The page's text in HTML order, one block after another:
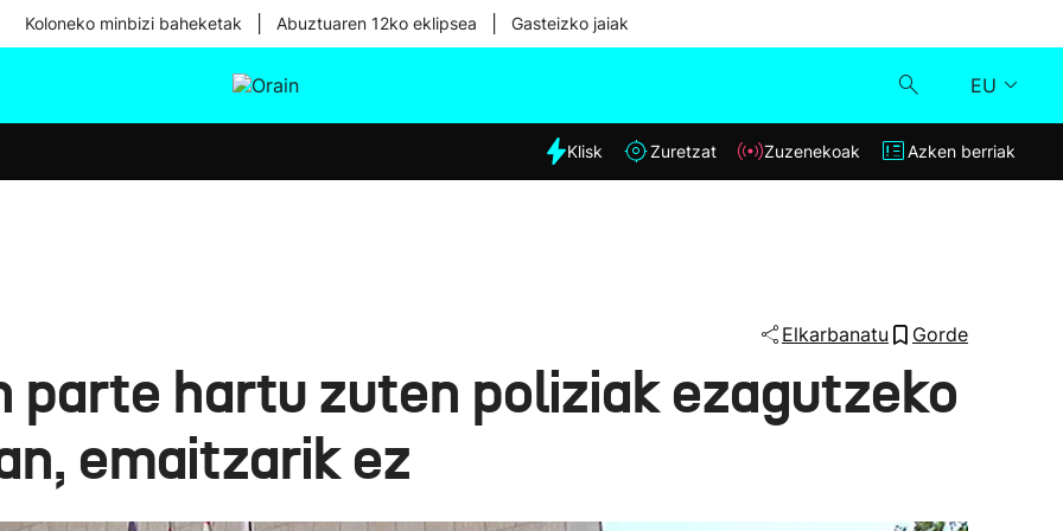
Koloneko minbizi baheketak Abuztuaren 12ko eklipsea Gasteizko jaiak
EU
Eguraldia
Klisk
Azken berriak
Klisk Zuretzat Zuzenekoak Azken berriak
Elkarbanatu Gorde
parte hartu zuten poliziak ezagutzeko
emaitzarik ez